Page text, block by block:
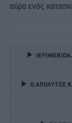
αύρα ενός
Ο ΑΠΟΛΥΤΟΣ